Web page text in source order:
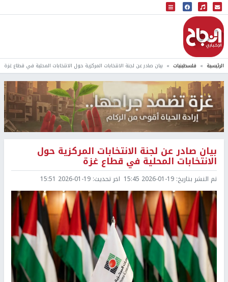
البث المباشر
إذاعة النجاح
الرئيسية فلسطينيات بيان صادر عن لجنة الانتخابات المركزية حول الانتخابات المحلية في قطاع غزة
بيان صادر عن لجنة الانتخابات المركزية حول
الانتخابات المحلية في قطاع غزة
تم النشر بتاريخ: 2026-01-19 15:45 اخر تحديث: 2026-01-19 15:51